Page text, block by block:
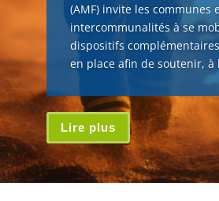
(AMF) invite les communes
intercommunalités à se
dispositifs
en place afin de soutenir, à
Lire plus